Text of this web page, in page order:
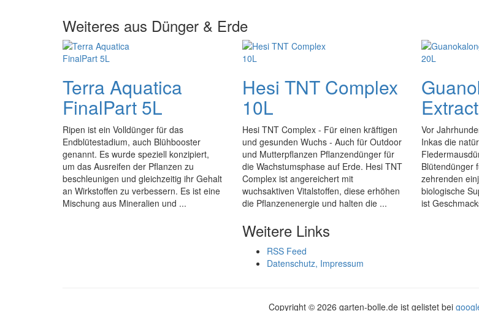
Weiteres aus Dünger & Erde
Terra Aquatica
FinalPart 5L
Ripen ist ein Volldünger für das
Endblütestadium, auch Blühbooster
genannt. Es wurde speziell konzipiert,
um das Ausreifen der Pflanzen zu
beschleunigen und gleichzeitig ihr Gehalt
an Wirkstoffen zu verbessern. Es ist eine
Mischung aus Mineralien und ...
Hesi TNT Complex
10L
Hesi TNT Complex - Für einen kräftigen
und gesunden Wuchs - Auch für Outdoor
und Mutterpflanzen Pflanzendünger für
die Wachstumsphase auf Erde. Hesi TNT
Complex ist angereichert mit
wuchsaktiven Vitalstoffen, diese erhöhen
die Pflanzenenergie und halten die ...
Vor
Inkas die
Blütendünger
zehrenden
biologische
ist
Weitere Links
RSS Feed
Datenschutz, Impressum
Copyright © 2026 garten-bolle.de ist gelistet bei